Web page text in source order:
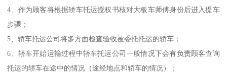
4、作为顾客将根据轿车托运授权书核对大板车师傅身份后进入提车
步骤；
5、轿车托运公司将多方面检查验收被委托托运的轿车；
6、轿车开始运输过程中轿车托运公司一般情况下会有负责顾客查询
托运的轿车在途中的情况（途经地点和轿车的情况）；